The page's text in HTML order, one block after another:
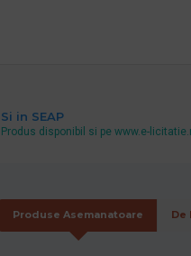
Si in SEAP
Produs disponibil si pe www.e-
Produse Asemanatoare De